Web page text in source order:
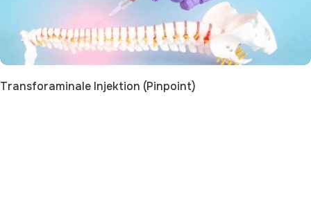
Transforaminale Injektion (Pinpoint)